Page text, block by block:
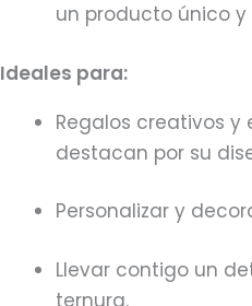
un producto único
Ideales para:
Regalos creativos y
destacan por su
Personalizar y
Llevar contigo un
ternura.